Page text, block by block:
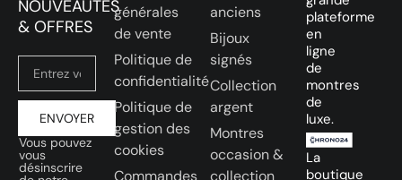
NOUVEAUTÉS
& OFFRES
ENVOYER
Vous pouvez
vous
désinscrire
générales
de vente
Politique de
confidentialité
Politique de
gestion des
cookies
Commandes
anciens
Bijoux
signés
Collection
argent
Montres
occasion &
collection
plateforme
en
ligne
de
montres
de
luxe.
La
boutique